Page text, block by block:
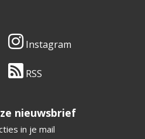
Instagram
RSS
nieuwsbrief
in je mail